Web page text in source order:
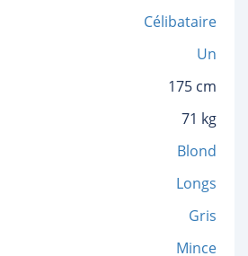
Célibataire
Un
175 cm
71 kg
Blond
Longs
Gris
Mince